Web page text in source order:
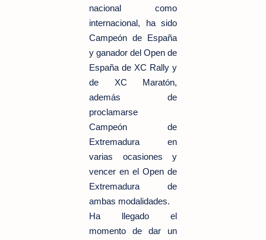
nacional como
internacional, ha sido
Campeón de España
y ganador del Open de
España de XC Rally y
de XC Maratón,
además de
proclamarse
Campeón de
Extremadura en
varias ocasiones y
vencer en el Open de
Extremadura de
ambas modalidades.
Ha llegado el
momento de dar un